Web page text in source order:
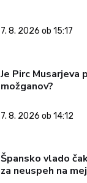
7. 8. 2026 ob 15:17
Je Pirc
možganov?
7. 8. 2026 ob 14:12
Špansko vlado
za neuspeh na